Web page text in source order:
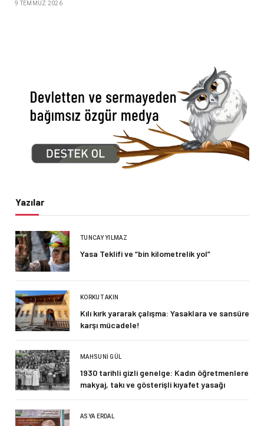
9 TEMMUZ 2026
Yazılar
TUNCAY YILMAZ
Yasa Teklifi ve “bin kilometrelik yol”
KORKUT AKIN
Kılı kırk yararak çalışma: Yasaklara ve sansüre
karşı mücadele!
MAHSUNI GÜL
1930 tarihli gizli genelge: Kadın öğretmenlere
makyaj, takı ve gösterişli kıyafet yasağı
ASYA ERDAL